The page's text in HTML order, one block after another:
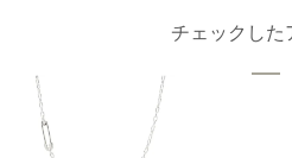
チェックした